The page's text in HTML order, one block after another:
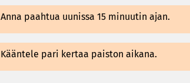
Anna paahtua uunissa 15 minuutin ajan.
Kääntele pari kertaa paiston aikana.